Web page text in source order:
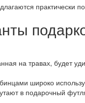
практически
на травах, будет
широко
в подарочный